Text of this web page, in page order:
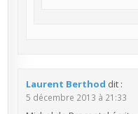
Laurent Berthod dit :
5 décembre 2013 à 21:33